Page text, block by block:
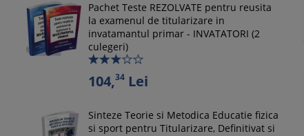
Pachet Teste REZOLVATE pentru reusita
la examenul de titularizare in
invatamantul primar - INVATATORI (2
culegeri)
104,34Lei
Sinteze Teorie si Metodica Educatie fizica
si sport pentru Titularizare, Definitivat si